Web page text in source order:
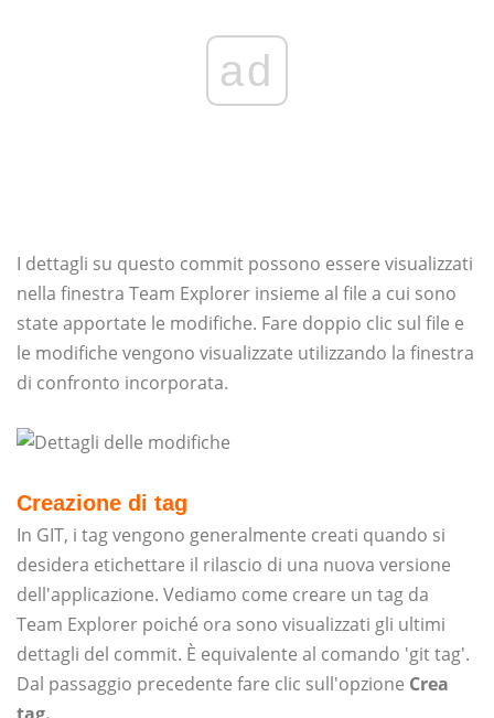
ad
I dettagli su questo commit possono essere visualizzati
nella finestra Team Explorer insieme al file a cui sono
state apportate le modifiche. Fare doppio clic sul file e
le modifiche vengono visualizzate utilizzando la finestra
di confronto incorporata.
Creazione di tag
In GIT, i tag vengono generalmente creati quando si
desidera etichettare il rilascio di una nuova versione
dell'applicazione. Vediamo come creare un tag da
Team Explorer poiché ora sono visualizzati gli ultimi
dettagli del commit. È equivalente al comando 'git tag'.
Dal passaggio precedente fare clic sull'opzione Crea
tag.